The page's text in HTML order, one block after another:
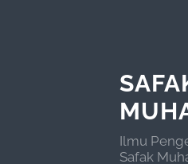
Ilmu
Safak